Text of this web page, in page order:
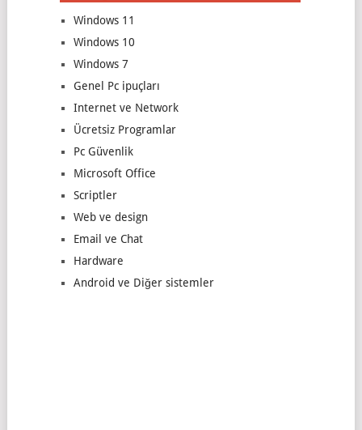
Windows 11
Windows 10
Windows 7
Genel Pc ipuçları
Internet ve Network
Ücretsiz Programlar
Pc Güvenlik
Microsoft Office
Scriptler
Web ve design
Email ve Chat
Hardware
Android ve Diğer sistemler